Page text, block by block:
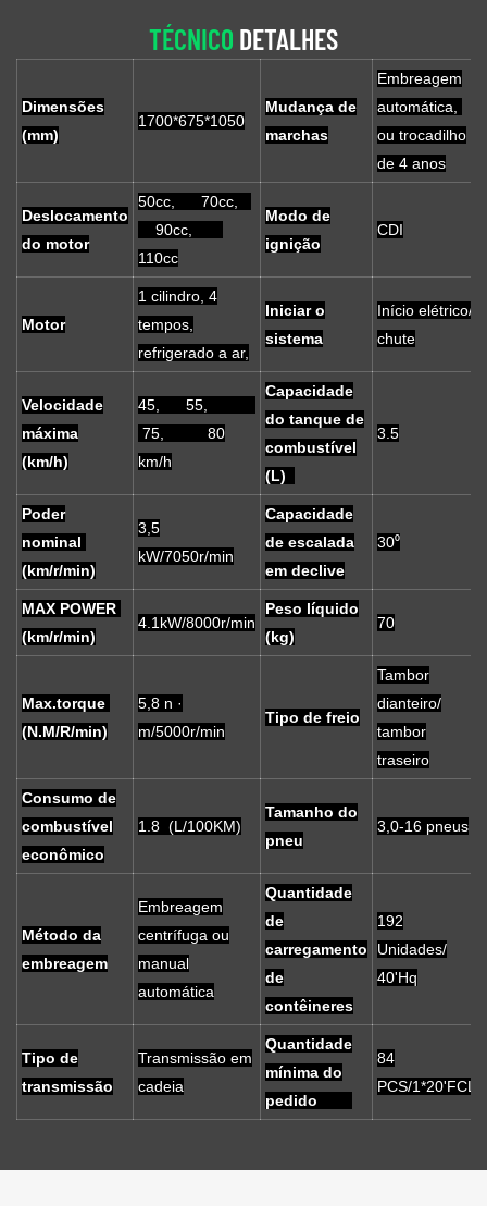
TÉCNICO DETALHES
Dimensões
(mm)
1700*675*1050
Mudança de
marchas
Embreagem
automática,
ou trocadilho
de 4 anos
Deslocamento
do motor
50cc, 70cc,
90cc,
110cc
Modo de
ignição
CDI
Motor
1 cilindro, 4
tempos,
refrigerado a ar,
Iniciar o
sistema
Início elétrico/
chute
Velocidade
máxima
(km/h)
45, 55,
75, 80
km/h
Capacidade
do tanque de
combustível
(L)
3.5
Poder
nominal
(km/r/min)
3,5
kW/7050r/min
Capacidade
de escalada
em declive
30⁰
MAX POWER
(km/r/min)
4.1kW/8000r/min
Peso líquido
(kg)
70
Max.torque
(N.M/R/min)
5,8 n ·
m/5000r/min
Tipo de freio
Tambor
dianteiro/
tambor
traseiro
Consumo de
combustível
econômico
1.8 (L/100KM)
Tamanho do
pneu
3,0-16 pneus
Método da
embreagem
Embreagem
centrífuga ou
manual
automática
Quantidade
de
carregamento
de
contêineres
192
Unidades/
40'Hq
Tipo de
transmissão
Transmissão em
cadeia
Quantidade
mínima do
pedido
84
PCS/1*20'FCL